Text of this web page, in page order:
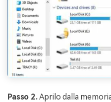
Passo 2.Aprilo dalla